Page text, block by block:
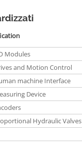
Modules
and Motion Control
machine Interface
Device
Hydraulic Valves